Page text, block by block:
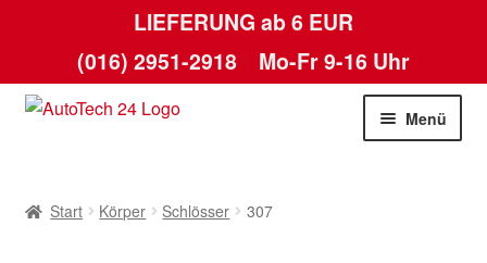
LIEFERUNG ab 6 EUR
(016) 2951-2918 Mo-Fr 9-16 Uhr
Zur
Zum
Menü
AGB
Start Körper Schlösser 307